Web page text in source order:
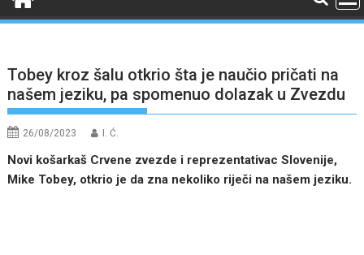
Tobey kroz šalu otkrio šta je naučio pričati na
našem jeziku, pa spomenuo dolazak u Zvezdu
26/08/2023 I. Ć.
Novi košarkaš Crvene zvezde i reprezentativac Slovenije,
Mike Tobey, otkrio je da zna nekoliko riječi na našem jeziku.